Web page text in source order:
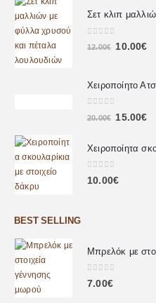
out of 5
12.00€ 10.00€
Χειροποίητο
out of 5
20.00€ 15.00€
Χειροποίητα
0 out of 5
10.00€
BEST SELLING
Μπρελόκ με
0out of 5
7.00€